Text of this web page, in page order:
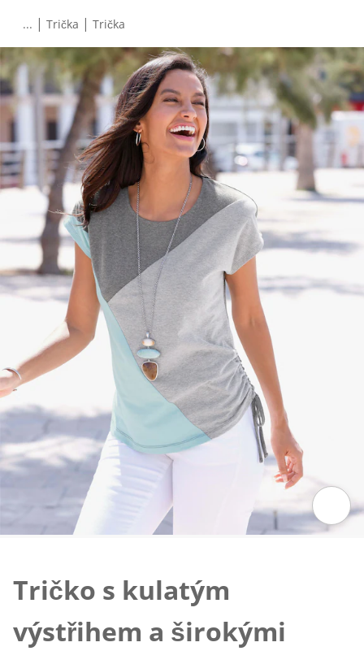
... | Trička | Trička
Tričko s kulatým
výstřihem a širokými